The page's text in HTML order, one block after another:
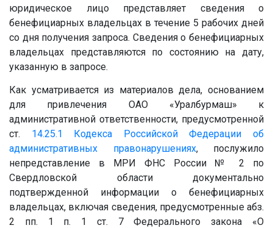
юридическое лицо представляет сведения о
бенефициарных владельцах в течение 5 рабочих дней
со дня получения запроса. Сведения о бенефициарных
владельцах представляются по состоянию на дату,
указанную в запросе.
Как усматривается из материалов дела, основанием
для привлечения ОАО «Уралбурмаш» к
административной ответственности, предусмотренной
ст. 14.25.1
Кодекса Российской Федерации об
административных правонарушениях, послужило
непредставление в МРИ ФНС России № 2 по
Свердловской области документально
подтвержденной информации о бенефициарных
владельцах, включая сведения, предусмотренные абз.
2 пп. 1 п. 1 ст. 7 Федерального закона «О